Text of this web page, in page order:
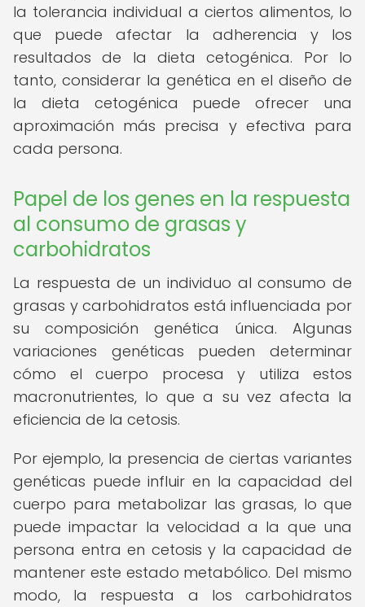
la tolerancia individual a ciertos alimentos, lo
que puede afectar la adherencia y los
resultados de la dieta cetogénica. Por lo
tanto, considerar la genética en el diseño de
la dieta cetogénica puede ofrecer una
aproximación más precisa y efectiva para
cada persona.
Papel de los genes en la respuesta
al consumo de grasas y
carbohidratos
La respuesta de un individuo al consumo de
grasas y carbohidratos está influenciada por
su composición genética única. Algunas
variaciones genéticas pueden determinar
cómo el cuerpo procesa y utiliza estos
macronutrientes, lo que a su vez afecta la
eficiencia de la cetosis.
Por ejemplo, la presencia de ciertas variantes
genéticas puede influir en la capacidad del
cuerpo para metabolizar las grasas, lo que
puede impactar la velocidad a la que una
persona entra en cetosis y la capacidad de
mantener este estado metabólico. Del mismo
modo, la respuesta a los carbohidratos